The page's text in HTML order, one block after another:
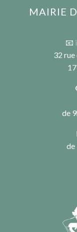
MAIRIE
📧
32
de
de